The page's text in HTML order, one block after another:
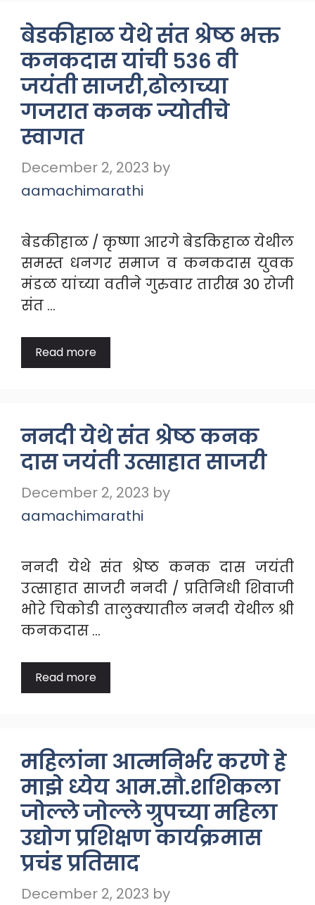
बेडकीहाळ येथे संत श्रेष्ठ भक्त
कनकदास यांची ५३६ वी
जयंती साजरी,ढोलाच्या
गजरात कनक ज्योतीचे
स्वागत
December 2, 2023 by
aamachimarathi
बेडकीहाळ / कृष्णा आरगे बेडकिहाळ येथील
समस्त धनगर समाज व कनकदास युवक
मंडळ यांच्या वतीने गुरुवार तारीख 30 रोजी
संत …
Read more
ननदी येथे संत श्रेष्ठ कनक
दास जयंती उत्साहात साजरी
December 2, 2023 by
aamachimarathi
ननदी येथे संत श्रेष्ठ कनक दास जयंती
उत्साहात साजरी ननदी / प्रतिनिधी शिवाजी
भोरे चिकोडी तालुक्यातील ननदी येथील श्री
कनकदास …
Read more
महिलांना आत्मनिर्भर करणे हे
माझे ध्येय आम.सौ.शशिकला
जोल्ले जोल्ले ग्रुपच्या महिला
उद्योग प्रशिक्षण कार्यक्रमास
प्रचंड प्रतिसाद
December 2, 2023 by